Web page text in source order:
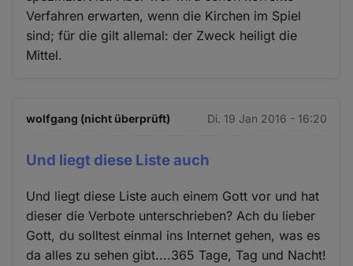
Verfahren erwarten, wenn die Kirchen im Spiel
sind; für die gilt allemal: der Zweck heiligt die
Mittel.
wolfgang (nicht überprüft) Di. 19 Jan 2016 - 16:20
Und liegt diese Liste auch
Und liegt diese Liste auch einem Gott vor und hat
dieser die Verbote unterschrieben? Ach du lieber
Gott, du solltest einmal ins Internet gehen, was es
da alles zu sehen gibt....365 Tage, Tag und Nacht!